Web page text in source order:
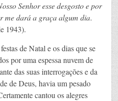
Senhor esse desgosto e por
me dará a graça algum dia.
1943).
de Natal e os dias que se
por uma espessa nuvem de
das suas interrogações e da
de Deus, havia um pesado
cantou os alegres